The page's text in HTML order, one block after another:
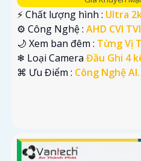
️⚡ Chất lượng hình : Ultra
⚙ Công Nghệ : AHD CVI
🌙 Xem ban đêm : Từng Vị
❄ Loại Camera Đầu Ghi 4
️⌘ Ưu Điểm : Công Nghệ AI.